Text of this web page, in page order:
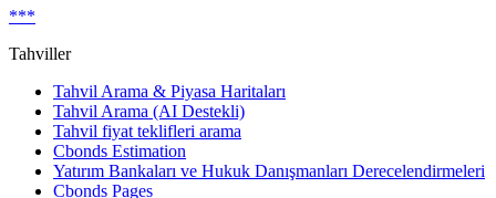
***
Tahviller
Tahvil Arama & Piyasa Haritaları
Tahvil Arama (AI Destekli)
Tahvil fiyat teklifleri arama
Cbonds Estimation
Yatırım Bankaları ve Hukuk Danışmanları Derecelendirmeleri
Cbonds Pages